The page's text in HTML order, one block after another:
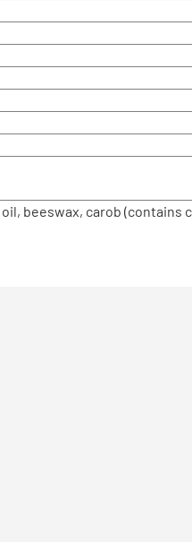
beeswax, carob (contains